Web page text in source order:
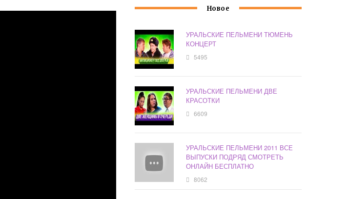
Новое
УРАЛЬСКИЕ ПЕЛЬМЕНИ ТЮМЕНЬ
КОНЦЕРТ
5495
УРАЛЬСКИЕ ПЕЛЬМЕНИ ДВЕ
КРАСОТКИ
6609
УРАЛЬСКИЕ ПЕЛЬМЕНИ 2011 ВСЕ
ВЫПУСКИ ПОДРЯД СМОТРЕТЬ
ОНЛАЙН БЕСПЛАТНО
8062